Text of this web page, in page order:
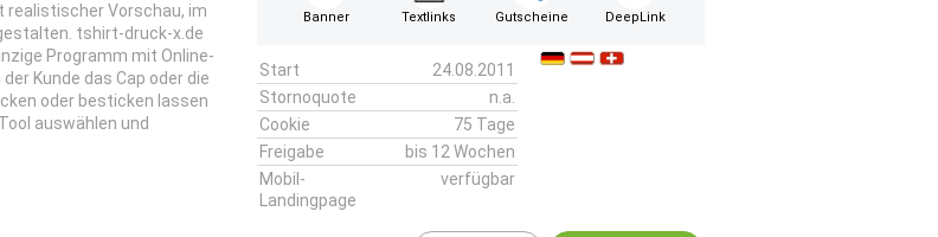
realistischer Vorschau, im
tshirt-druck-x.de
Programm mit Online-
Kunde das Cap oder die
oder besticken lassen
auswählen und
Banner Textlinks Gutscheine DeepLink
Start
24.08.2011
Stornoquote
n.a.
Cookie
75 Tage
Freigabe
bis 12 Wochen
Mobil-
Landingpage
verfügbar